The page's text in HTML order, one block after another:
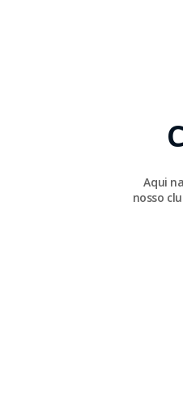
Aqui
nosso